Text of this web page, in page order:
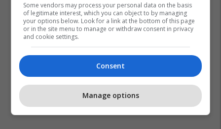
Some vendors may process your personal data on the basis
of legitimate interest, which you can object to by managing
your options below. Look for a link at the bottom of this page
or in the site menu to manage or withdraw consent in privacy
and cookie settings.
Consent
Manage options